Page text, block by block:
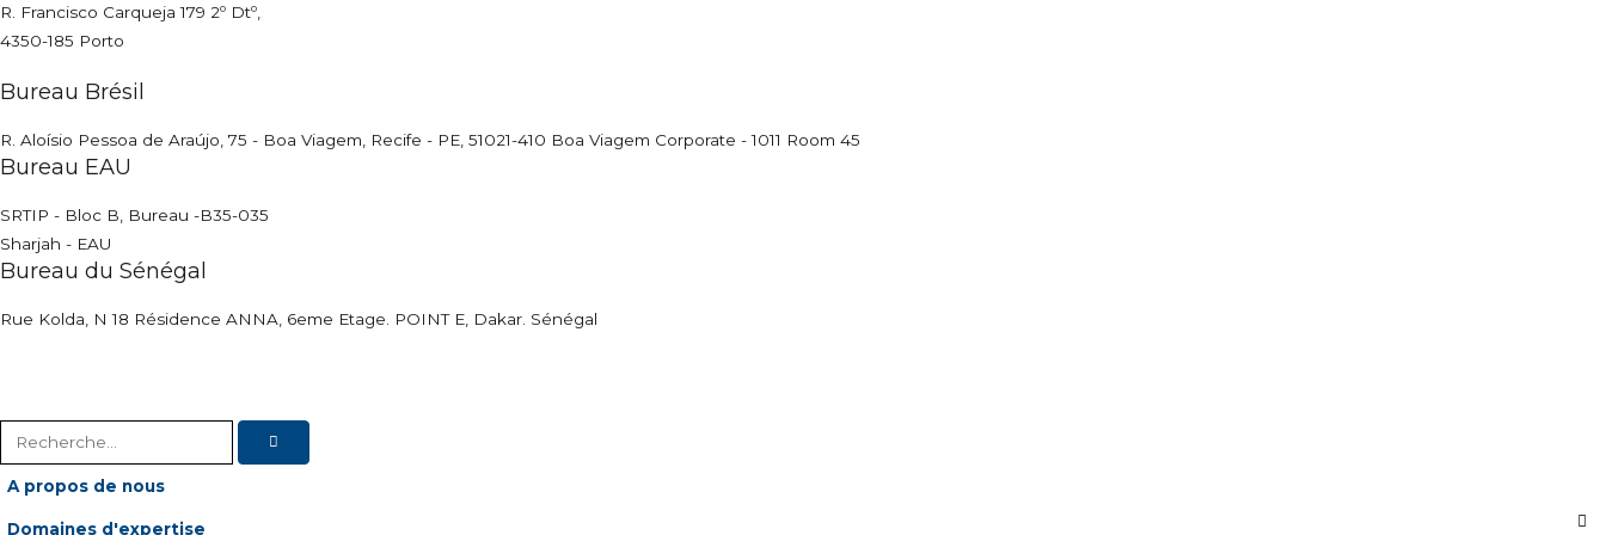
R. Francisco Carqueja 179 2º Dtº,
4350-185 Porto
Bureau Brésil
R. Aloísio Pessoa de Araújo, 75 - Boa Viagem, Recife - PE, 51021-410 Boa Viagem Corporate - 1011 Room 45
Bureau EAU
SRTIP - Bloc B, Bureau -B35-035
Sharjah - EAU
Bureau du Sénégal
Rue Kolda, N 18 Résidence ANNA, 6eme Etage. POINT E, Dakar. Sénégal
A propos de nous
Domaines d'expertise